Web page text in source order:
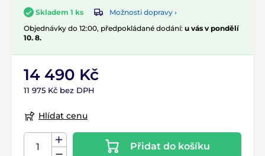
Skladem 1 ks
Možnosti dopravy ›
Objednávky do 12:00, předpokládané dodání: u vás v pondělí
10. 8.
14 490 Kč
11 975 Kč bez DPH
Hlídat cenu
Přidat do košíku